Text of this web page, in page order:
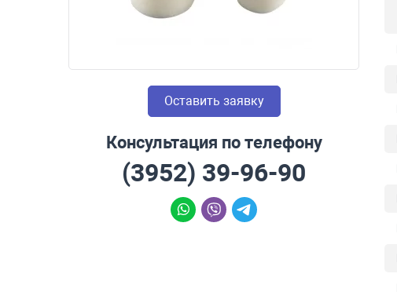
Оставить заявку
Консультация по телефону
(3952) 39-96-90